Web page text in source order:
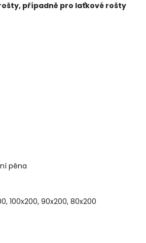
případně pro laťkové rošty
pěna
100x200, 90x200, 80x200